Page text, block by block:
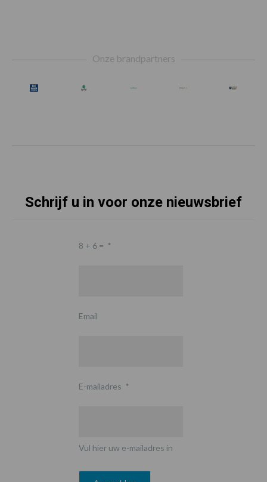
Onze brandpartners
Schrijf u in voor onze nieuwsbrief
8 + 6 = *
Email
E-mailadres *
Vul hier uw e-mailadres in